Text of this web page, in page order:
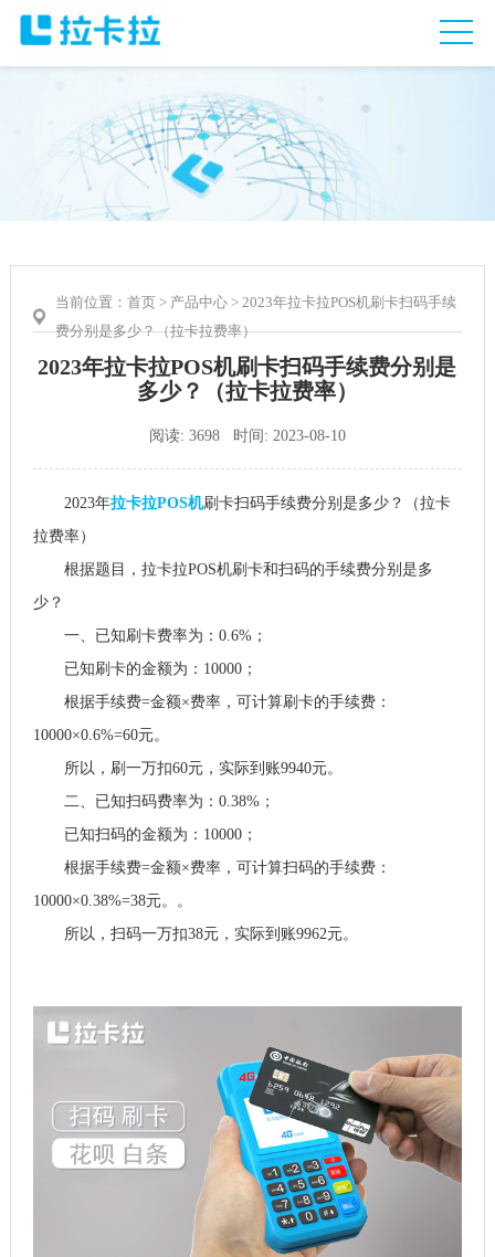
当前位置： 首页> 产品中心> 2023年拉卡拉POS机刷卡扫码手续
费分别是多少？（拉卡拉费率）
2023年拉卡拉POS机刷卡扫码手续费分别是
多少？（拉卡拉费率）
阅读: 3698 时间: 2023-08-10
2023年拉卡拉POS机刷卡扫码手续费分别是多少？（拉卡
拉费率）
根据题目，拉卡拉POS机刷卡和扫码的手续费分别是多
少？
一、已知刷卡费率为：0.6%；
已知刷卡的金额为：10000；
根据手续费=金额×费率，可计算刷卡的手续费：
10000×0.6%=60元。
所以，刷一万扣60元，实际到账9940元。
二、已知扫码费率为：0.38%；
已知扫码的金额为：10000；
根据手续费=金额×费率，可计算扫码的手续费：
10000×0.38%=38元。。
所以，扫码一万扣38元，实际到账9962元。